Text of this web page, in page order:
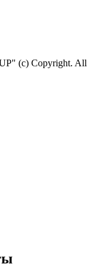
(c) Copyright. All